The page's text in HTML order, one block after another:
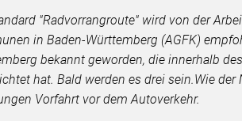
"Radvorrangroute" wird von der
in Baden-Württemberg (AGFK)
bekannt geworden, die innerhalb
hat. Bald werden es drei sein.Wie
Vorfahrt vor dem Autoverkehr.